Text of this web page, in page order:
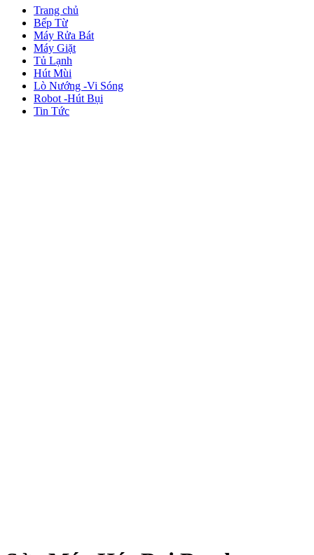
Trang chủ
Bếp Từ
Máy Rửa Bát
Máy Giặt
Tủ Lạnh
Hút Mùi
Lò Nướng -Vi Sóng
Robot -Hút Bụi
Tin Tức